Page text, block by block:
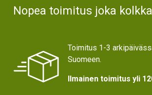
Nopea toimitus joka
Toimitus 1-3
Suomeen.
Ilmainen toimitus yli